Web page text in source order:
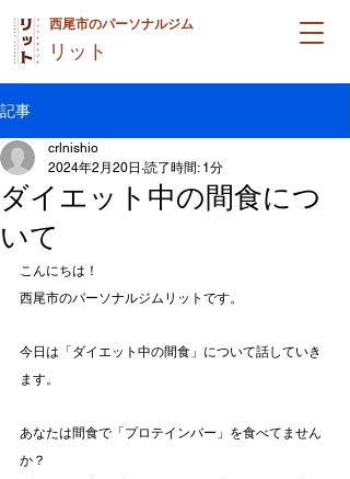
西尾市のパーソナルジム
リット
記事
ダイエット中の間食につ
いて
crlnishio
2024年2月20日 読了時間: 1分
こんにちは！
西尾市のパーソナルジムリットです。
今日は「ダイエット中の間食」について話していき
ます。
あなたは間食で「プロテインバー」を食べてません
か？